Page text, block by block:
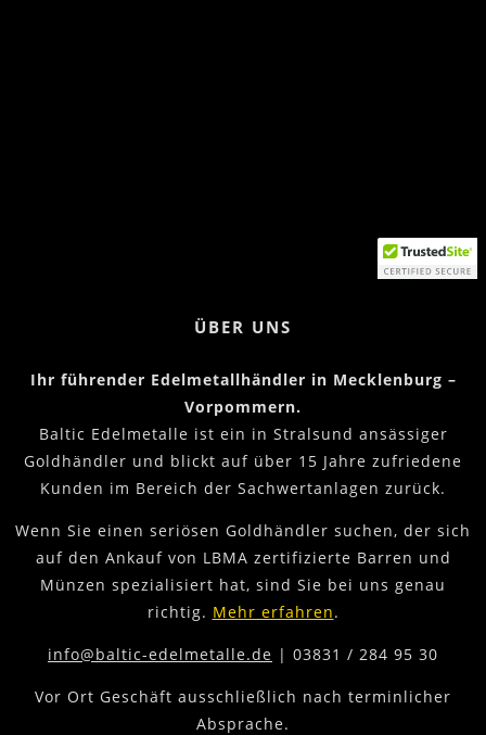
ÜBER UNS
Ihr führender Edelmetallhändler in Mecklenburg –
Vorpommern.
Baltic Edelmetalle ist ein in Stralsund ansässiger
Goldhändler und blickt auf über 15 Jahre zufriedene
Kunden im Bereich der Sachwertanlagen zurück.
Wenn Sie einen seriösen Goldhändler suchen, der sich
auf den Ankauf von LBMA zertifizierte Barren und
Münzen spezialisiert hat, sind Sie bei uns genau
richtig. Mehr erfahren.
info@baltic-edelmetalle.de | 03831 / 284 95 30
Vor Ort Geschäft ausschließlich nach terminlicher
Absprache.